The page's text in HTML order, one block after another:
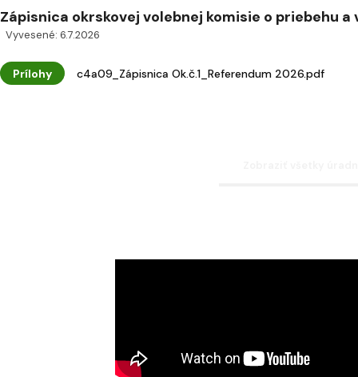
Zápisnica okrskovej volebnej komisie o priebehu a
Vyvesené: 6.7.2026
Prílohy c4a09_Zápisnica Ok.č.1_Referendum 2026.pdf